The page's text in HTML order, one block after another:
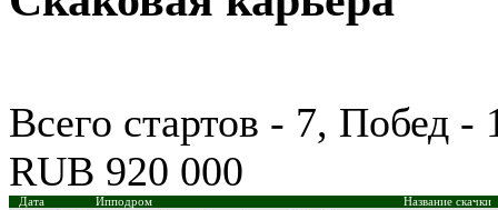
Всего стартов - 7, Побед
RUB 920 000
Дата Ипподром Название скачки